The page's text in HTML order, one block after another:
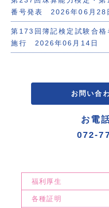
番号発表 2026年06月28
第173回簿記検定試験合
施行 2026年06月14日
お問い合
お電
072-
福利厚生
各種証明